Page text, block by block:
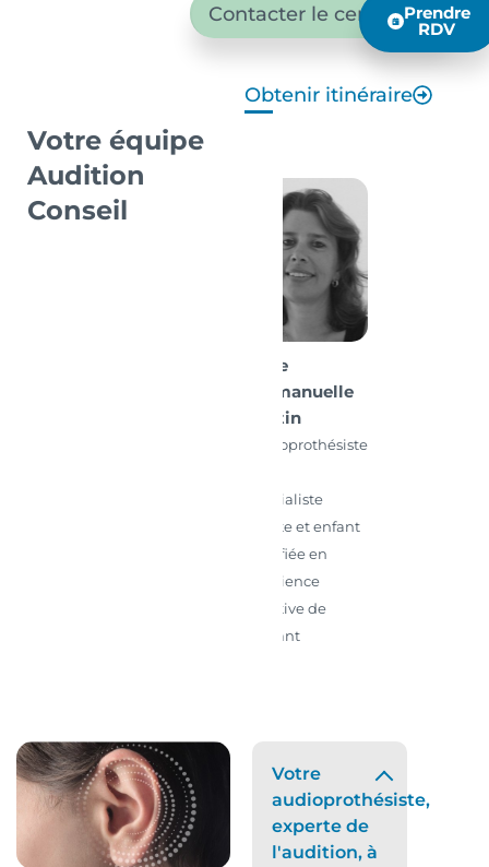
Contacter le centre Prendre
RDV
Obtenir itinéraire
Votre équipe
Audition
Conseil
Mme
Emmanuelle
Martin
Audioprothésiste
Spécialiste
adulte et enfant
Certifiée en
déficience
auditive de
l'enfant
Votre
audioprothésiste,
experte de
l'audition, à